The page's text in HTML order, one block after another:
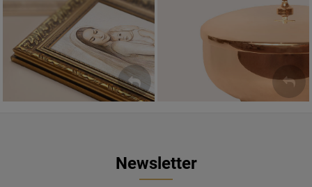
Obrazy religijne
PIĘKNE
WZORY
Sakramenty Święte
Newsletter